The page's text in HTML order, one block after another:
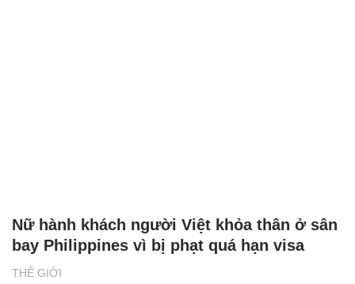
THẾ GIỚI
Nữ hành khách người Việt khỏa thân ở sân
bay Philippines vì bị phạt quá hạn visa